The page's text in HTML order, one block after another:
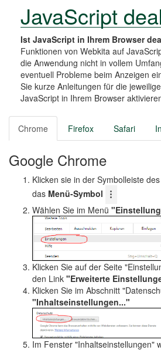
JavaScript
Ist JavaScript in Ihrem Browser
Funktionen von Webkita auf
die Anwendung nicht in vollem
eventuell Probleme beim Anzeigen
Sie kurze Anleitungen für die
JavaScript in Ihrem Browser
Chrome Firefox Safari
Google Chrome
Klicken sie in der Symbolleiste
das Menü-Symbol
Wählen Sie im Menü
Klicken Sie auf der Seite
den Link "Erweiterte
Klicken Sie im Abschnitt
"Inhaltseinstellungen..."
Im Fenster "Inhaltseinstellungen"